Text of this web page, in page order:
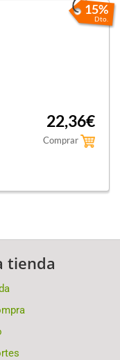
15%
Dto.
22,36€
Comprar
tienda